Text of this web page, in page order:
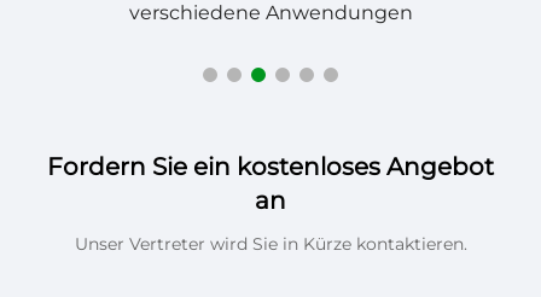
verschiedene Anwendungen
Fordern Sie ein kostenloses Angebot
an
Unser Vertreter wird Sie in Kürze kontaktieren.